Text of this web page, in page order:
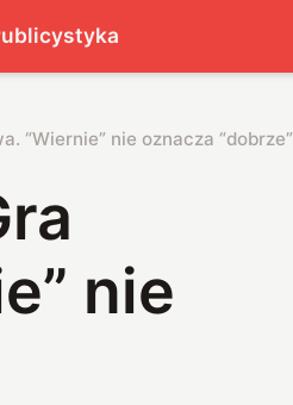
“Wiernie” nie oznacza “dobrze”
nie